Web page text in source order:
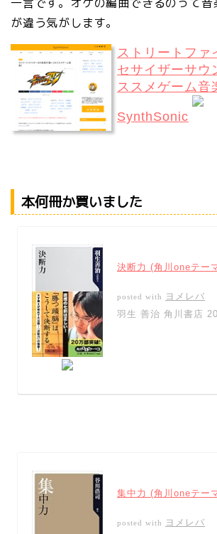
が違う気がします。
ストリートフ
セサイザーサウ
ススメゲーム音
SynthSonic
本何冊か買いました
決断力 (角川oneテー
posted with
ヨメレバ
羽生 善治 角川書店
集中力 (角川oneテー
posted with
ヨメレバ